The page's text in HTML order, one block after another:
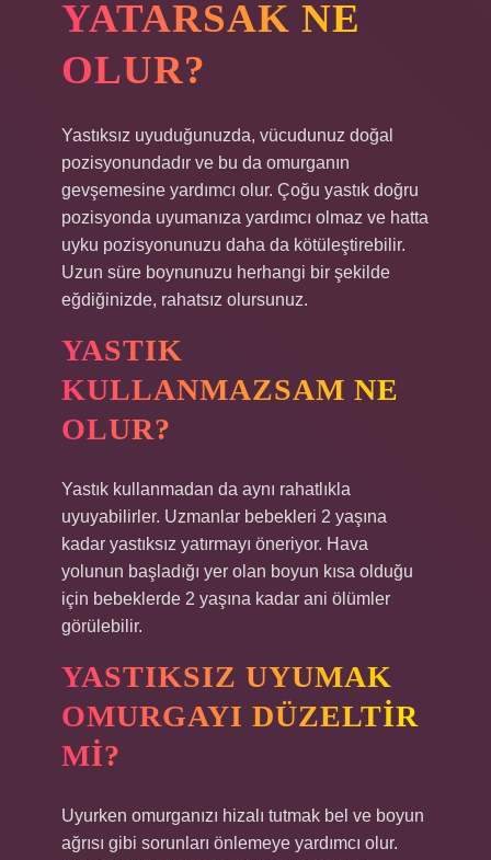
YATARSAK NE
OLUR?
Yastıksız uyuduğunuzda, vücudunuz doğal
pozisyonundadır ve bu da omurganın
gevşemesine yardımcı olur. Çoğu yastık doğru
pozisyonda uyumanıza yardımcı olmaz ve hatta
uyku pozisyonunuzu daha da kötüleştirebilir.
Uzun süre boynunuzu herhangi bir şekilde
eğdiğinizde, rahatsız olursunuz.
YASTIK
KULLANMAZSAM NE
OLUR?
Yastık kullanmadan da aynı rahatlıkla
uyuyabilirler. Uzmanlar bebekleri 2 yaşına
kadar yastıksız yatırmayı öneriyor. Hava
yolunun başladığı yer olan boyun kısa olduğu
için bebeklerde 2 yaşına kadar ani ölümler
görülebilir.
YASTIKSIZ UYUMAK
OMURGAYI DÜZELTIR
MI?
Uyurken omurganızı hizalı tutmak bel ve boyun
ağrısı gibi sorunları önlemeye yardımcı olur.